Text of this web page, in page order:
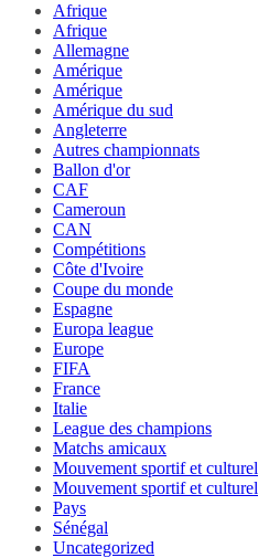
Afrique
Afrique
Allemagne
Amérique
Amérique
Amérique du sud
Angleterre
Autres championnats
Ballon d'or
CAF
Cameroun
CAN
Compétitions
Côte d'Ivoire
Coupe du monde
Espagne
Europa league
Europe
FIFA
France
Italie
League des champions
Matchs amicaux
Mouvement sportif et culturel
Mouvement sportif et culturel
Pays
Sénégal
Uncategorized